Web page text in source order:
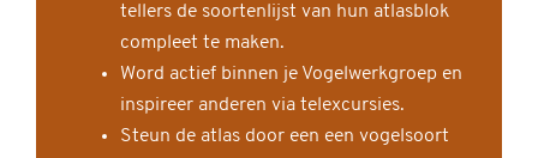
tellers de soortenlijst van hun atlasblok
compleet te maken.
Word actief binnen je Vogelwerkgroep en
inspireer anderen via telexcursies.
Steun de atlas door een een vogelsoort